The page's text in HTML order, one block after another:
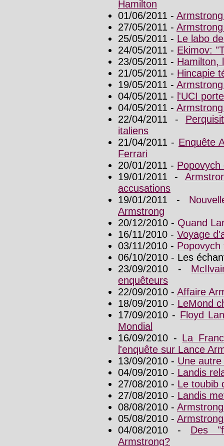
Hamilton
01/06/2011 -
27/05/2011 -
25/05/2011 - Le labo
24/05/2011 - Ekimov:
23/05/2011 - Hamilton,
21/05/2011 - Hincapie
19/05/2011 -
04/05/2011 - l'UCI
04/05/2011 -
22/04/2011 -
italiens
21/04/2011 - Enquête
Ferrari
20/01/2011 - Popovych
19/01/2011 -
accusations
19/01/2011 -
Armstrong
20/12/2010 - Quand
16/11/2010 - Voyage
03/11/2010 -
06/10/2010 - Les
23/09/2010 -
enquêteurs
22/09/2010 - Affaire
18/09/2010 - LeMond
17/09/2010 - Floyd
Mondial
16/09/2010 - La
l'enquête sur Lance
13/09/2010 - Une
04/09/2010 - Landis
27/08/2010 - Le toubib
27/08/2010 - Landis
08/08/2010 -
05/08/2010 -
04/08/2010 - Des
Armstrong?